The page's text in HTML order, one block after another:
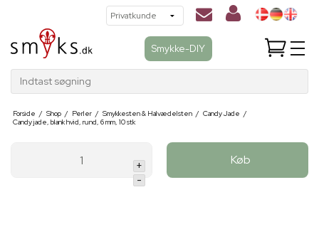
Smykke-DIY
Indtast søgning
Forside / Shop / Perler / Smykkesten & Halvædelsten / Candy Jade /
Candy jade, blank hvid, rund, 6 mm, 10 stk
+
-
Køb